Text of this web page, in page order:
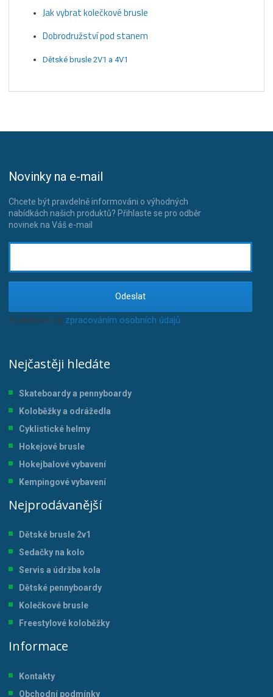
Jak vybrat kolečkové brusle
Dobrodružství pod stanem
Dětské brusle 2V1 a 4V1
Novinky na e-mail
Chcete být pravdelně informováni o výhodných
nabídkách našich produktů? Přihlaste se pro odběr
novinek na Váš e-mail
Odeslat
Souhlasím se zpracováním osobních údajů.
Nejčastěji hledáte
Skateboardy a pennyboardy
Koloběžky a odrážedla
Cyklistické helmy
Hokejové brusle
Hokejbalové vybavení
Kempingové vybavení
Nejprodávanější
Dětské brusle 2v1
Sedačky na kolo
Servis a údržba kola
Dětské pennyboardy
Kolečkové brusle
Freestylové koloběžky
Informace
Kontakty
Obchodní podmínky